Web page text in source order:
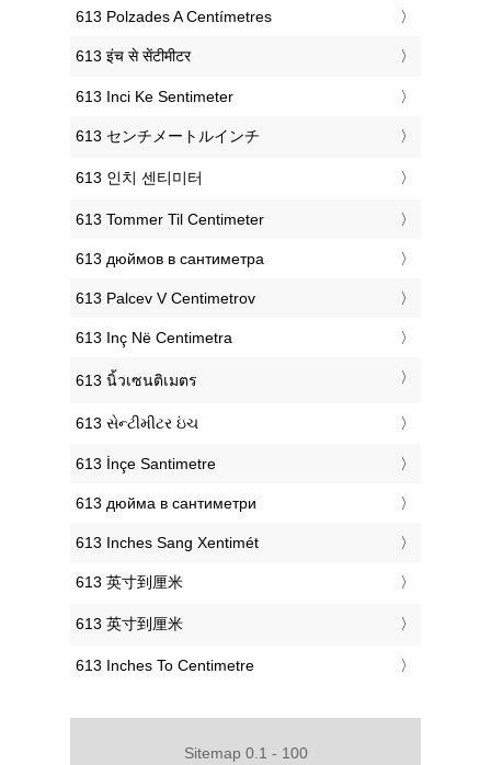
‎613 Polzades A Centímetres
‎613 इंच से सेंटीमीटर
‎613 Inci Ke Sentimeter
‎613 センチメートルインチ
‎613 인치 센티미터
‎613 Tommer Til Centimeter
‎613 дюймов в сантиметра
‎613 Palcev V Centimetrov
‎613 Inç Në Centimetra
‎613 นิ้วเซนติเมตร
‎613 સેન્ટીમીટર ઇંચ
‎613 İnçe Santimetre
‎613 дюйма в сантиметри
‎613 Inches Sang Xentimét
‎613 英寸到厘米
‎613 英寸到厘米
‎613 Inches To Centimetre
Sitemap 0.1 - 100